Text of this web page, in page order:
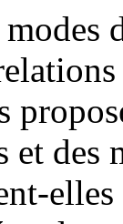
et des
elles